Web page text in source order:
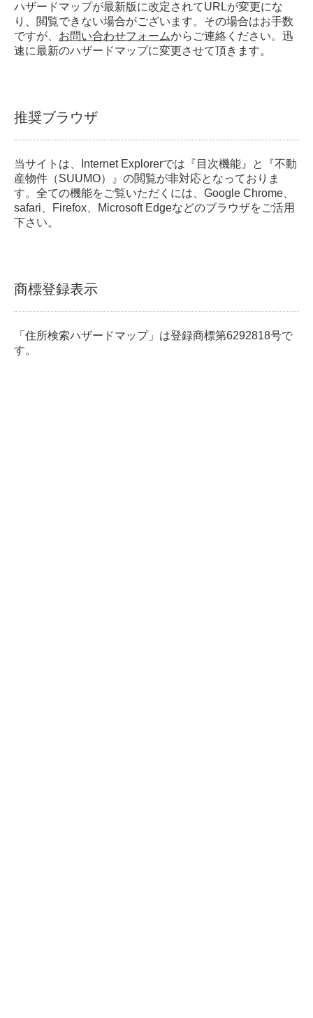
ハザードマップが最新版に改定されてURLが変更にな
り、閲覧できない場合がございます。その場合はお手数
ですが、 お問い合わせフォームからご連絡ください。迅
速に最新のハザードマップに変更させて頂きます。
推奨ブラウザ
当サイトは、Internet Explorerでは『目次機能』と『不動
産物件（SUUMO）』の閲覧が非対応となっておりま
す。全ての機能をご覧いただくには、Google Chrome、
safari、Firefox、Microsoft Edgeなどのブラウザをご活用
下さい。
商標登録表示
「住所検索ハザードマップ」は登録商標第6292818号で
す。